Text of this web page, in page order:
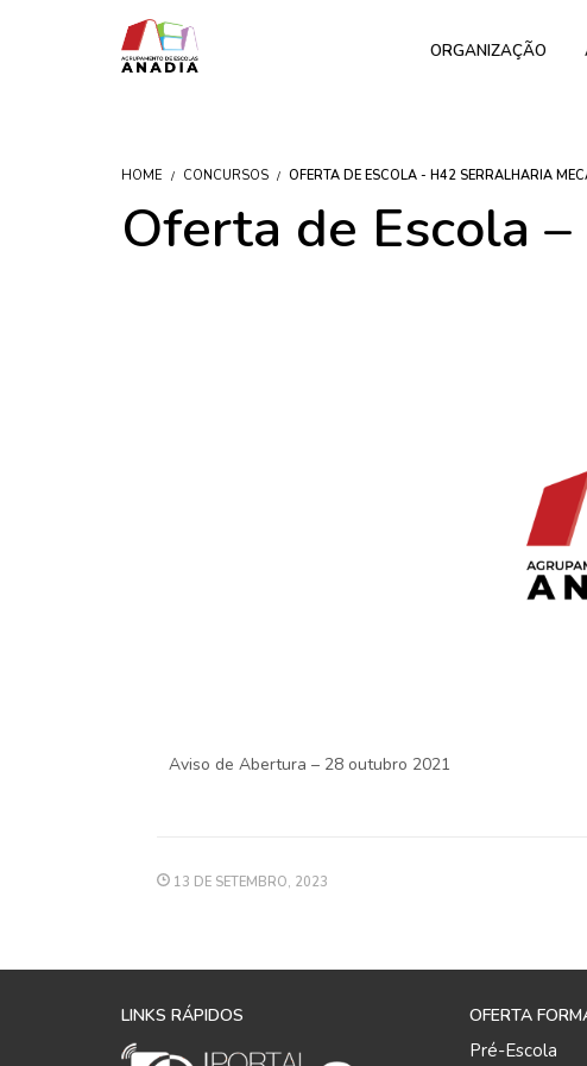
ORGANIZAÇÃO
HOME CONCURSOS OFERTA DE ESCOLA - H42 SERRALHARIA
Oferta de Escola
Aviso de Abertura – 28 outubro 2021
13 DE SETEMBRO, 2023
LINKS RÁPIDOS OFERTA
Pré-Escola